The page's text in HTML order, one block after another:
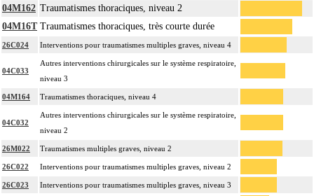
04M162 Traumatismes thoraciques, niveau 2
04M16T Traumatismes thoraciques, très courte durée
26C024 Interventions pour traumatismes multiples graves, niveau 4
04C033
Autres interventions chirurgicales sur le système respiratoire,
niveau 3
04M164 Traumatismes thoraciques, niveau 4
04C032
Autres interventions chirurgicales sur le système respiratoire,
niveau 2
26M022 Traumatismes multiples graves, niveau 2
26C022 Interventions pour traumatismes multiples graves, niveau 2
26C023 Interventions pour traumatismes multiples graves, niveau 3